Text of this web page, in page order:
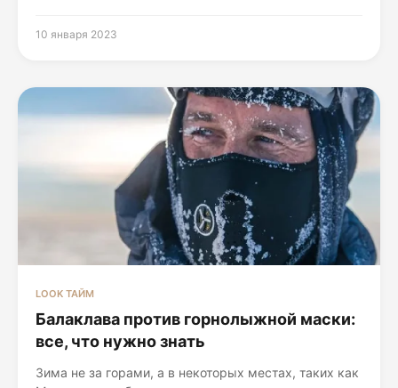
10 января 2023
LOOK ТАЙМ
Балаклава против горнолыжной маски:
все, что нужно знать
Зима не за горами, а в некоторых местах, таких как